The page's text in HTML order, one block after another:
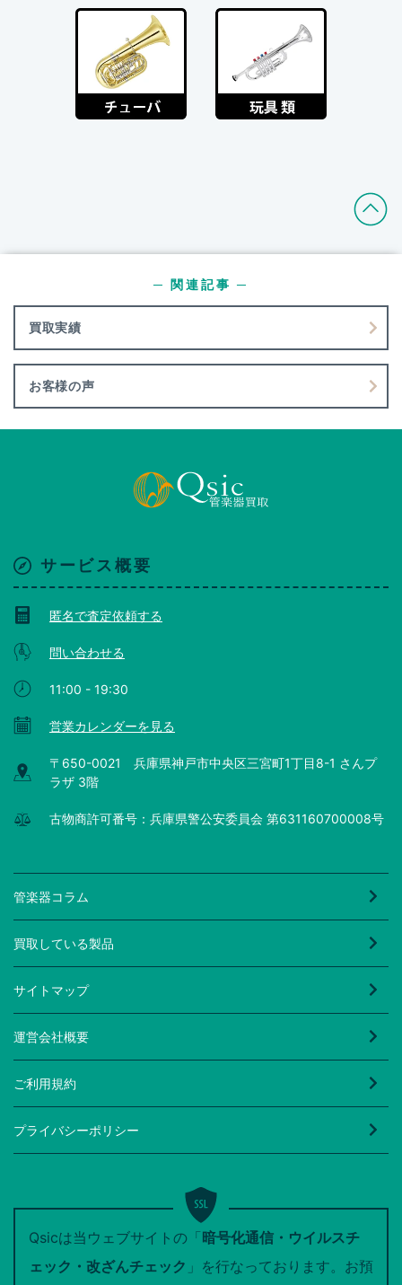
買取実績
─ 関連記事 ─
お客様の声
サービス概要
匿名で査定依頼する
問い合わせる
11:00 - 19:30
営業カレンダーを見る
〒650-0021 兵庫県神戸市中央区三宮町1丁目8-1 さんプ
ラザ 3階
古物商許可番号：兵庫県警公安委員会 第631160700008号
管楽器コラム
買取している製品
サイトマップ
運営会社概要
ご利用規約
プライバシーポリシー
Qsicは当ウェブサイトの「暗号化通信・ウイルスチ
ェック・改ざんチェック 」を行なっております。お預